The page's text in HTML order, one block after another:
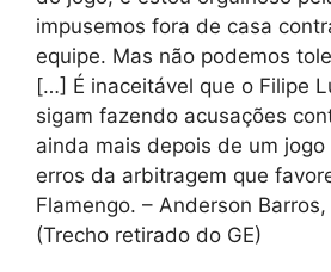
impusemos fora de casa
equipe. Mas não podemos
[…] É inaceitável que o Filipe
sigam fazendo acusações
ainda mais depois de um jogo
erros da arbitragem que
Flamengo. – Anderson
(Trecho retirado do GE)